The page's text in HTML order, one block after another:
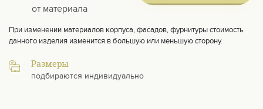
от материала
При изменении материалов корпуса, фасадов, фурнитуры стоимость
данного изделия изменится в большую или меньшую сторону.
Размеры
подбираются индивидуально